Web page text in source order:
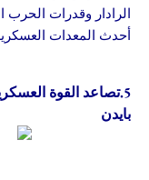
الرادار وقدرات الحرب
أحدث المعدات
5.تصاعد القوة
بايدن